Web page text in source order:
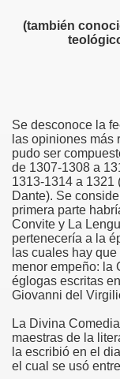
(también
Se desconoce la
las opiniones más
pudo ser
de 1307-1308 a
1313-1314 a 1321
Dante). Se
primera parte
Convite y La
pertenecería a la
las cuales hay
menor empeño: la
églogas escritas
Giovanni del
La Divina
maestras de la
la escribió en el
el cual se usó